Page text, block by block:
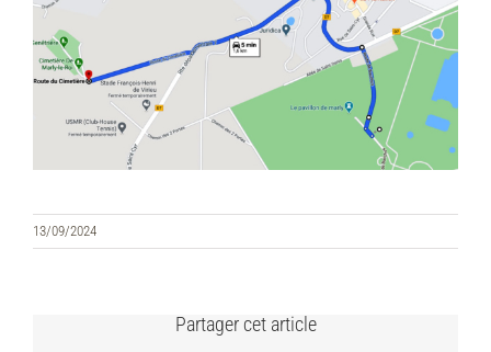
13/09/2024
Partager cet article